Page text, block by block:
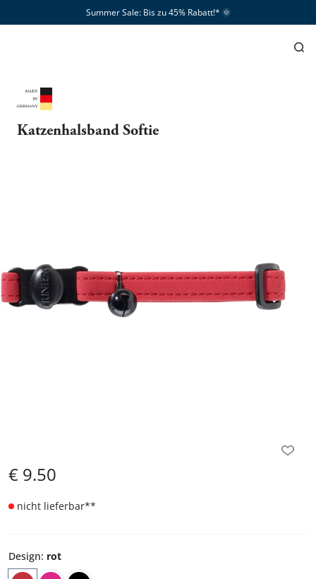
Summer Sale: Bis zu 45% Rabatt!*​ 🌞
Katzenhalsband Softie
€ 9.50
nicht lieferbar**
Design: rot